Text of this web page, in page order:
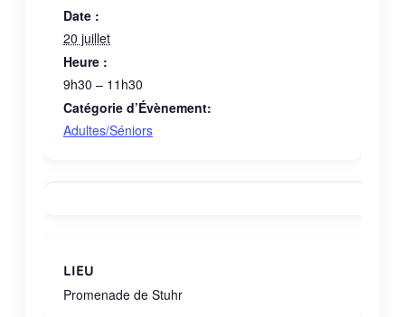
Date :
20 juillet
Heure :
9h30 – 11h30
Catégorie d’Évènement:
Adultes/Séniors
LIEU
Promenade de Stuhr